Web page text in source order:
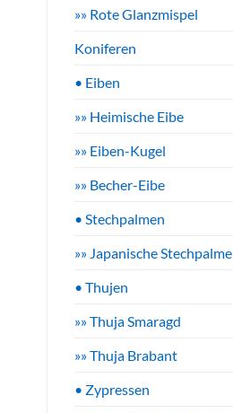
»» Rote Glanzmispel
Koniferen
• Eiben
»» Heimische Eibe
»» Eiben-Kugel
»» Becher-Eibe
• Stechpalmen
»» Japanische Stechpalme
• Thujen
»» Thuja Smaragd
»» Thuja Brabant
• Zypressen